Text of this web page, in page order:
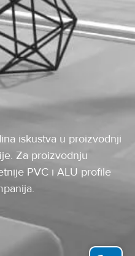
iskustva u proizvodnji
Za proizvodnju
PVC i ALU profile